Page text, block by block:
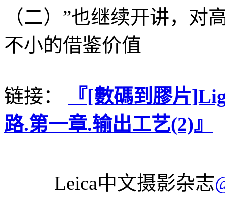
（二）”也继续开讲，对
不小的借鉴价值
链接：
『[數碼到膠片
路.第一章.输出工艺(2)』
Leica中文摄影杂志